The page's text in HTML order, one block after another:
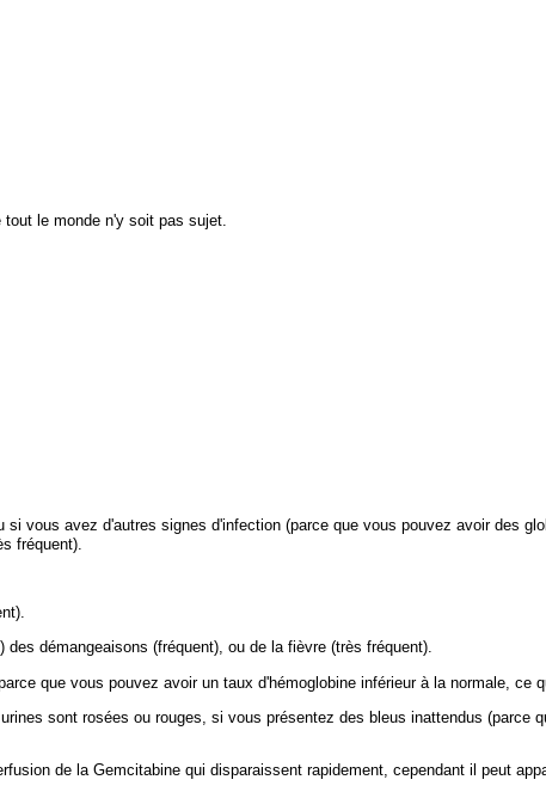
le monde n'y soit pas sujet.
vous avez d'autres signes d'infection (parce que vous pouvez avoir des
fréquent).
démangeaisons (fréquent), ou de la fièvre (très fréquent).
que vous pouvez avoir un taux d'hémoglobine inférieur à la normale, ce
sont rosées ou rouges, si vous présentez des bleus inattendus (parce
de la Gemcitabine qui disparaissent rapidement, cependant il peut